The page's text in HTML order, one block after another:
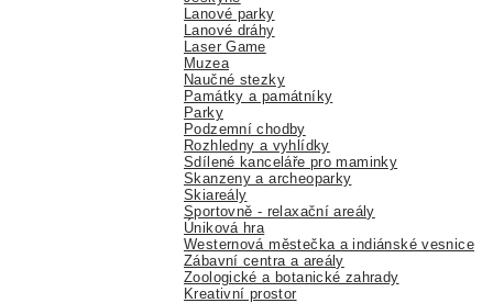
Lanové parky
Lanové dráhy
Laser Game
Muzea
Naučné stezky
Památky a památníky
Parky
Podzemní chodby
Rozhledny a vyhlídky
Sdílené kanceláře pro maminky
Skanzeny a archeoparky
Skiareály
Sportovně - relaxační areály
Úniková hra
Westernová městečka a indiánské vesnice
Zábavní centra a areály
Zoologické a botanické zahrady
Kreativní prostor